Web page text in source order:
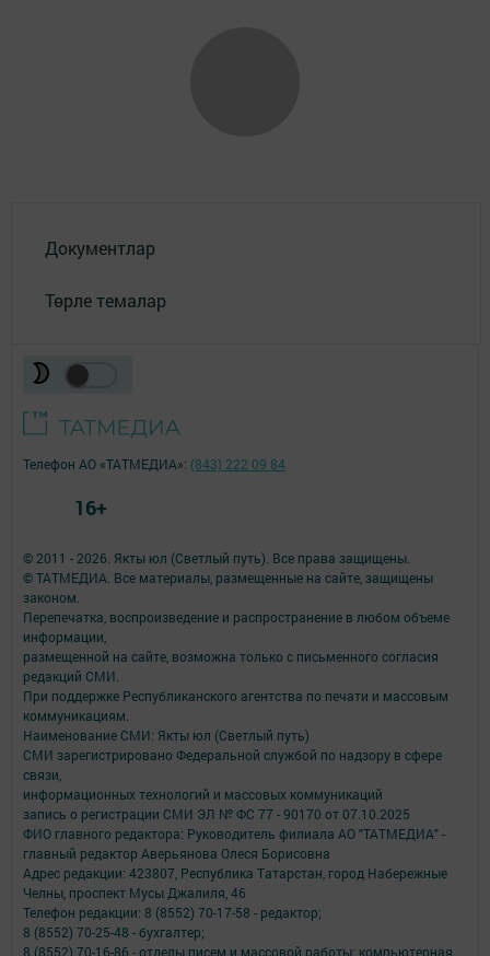
Документлар
Төрле темалар
© 2011 - 2026. Якты юл (Светлый путь). Все права защищены.
© ТАТМЕДИА. Все материалы, размещенные на сайте, защищены
законом.
Перепечатка, воспроизведение и распространение в любом объеме
информации,
размещенной на сайте, возможна только с письменного согласия
редакций СМИ.
При поддержке Республиканского агентства по печати и массовым
коммуникациям.
Наименование СМИ: Якты юл (Светлый путь)
СМИ зарегистрировано Федеральной службой по надзору в сфере
связи,
информационных технологий и массовых коммуникаций
запись о регистрации СМИ ЭЛ № ФС 77 - 90170 от 07.10.2025
ФИО главного редактора: Руководитель филиала АО "ТАТМЕДИА" -
главный редактор Аверьянова Олеся Борисовна
Адрес редакции: 423807, Республика Татарстан, город Набережные
Челны, проспект Мусы Джалиля, 46
Телефон редакции: 8 (8552) 70-17-58 - редактор;
8 (8552) 70-25-48 - бухгалтер;
8 (8552) 70-16-86 - отделы писем и массовой работы; компьютерная
Телефон АО «ТАТМЕДИА»: (843) 222 09 84
16+